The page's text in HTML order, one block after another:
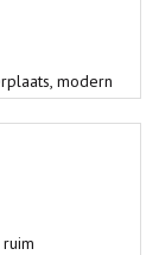
, modern
ruim